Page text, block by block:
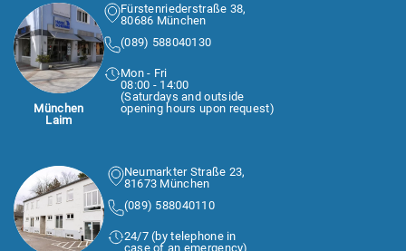
München
Laim
Fürstenriederstraße 38,
80686 München
(089) 588040130
Mon - Fri
08:00 - 14:00
(Saturdays and outside
opening hours upon request)
Neumarkter Straße 23,
81673 München
(089) 588040110
24/7 (by telephone in
case of an emergency)